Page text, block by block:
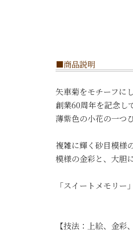
■商品説明
矢車菊をモチーフに
創業60周年を記念し
薄紫色の小花の一つ
複雑に輝く砂目模様
模様の金彩と、大胆
「スイートメモリ
【技法：上絵、金彩